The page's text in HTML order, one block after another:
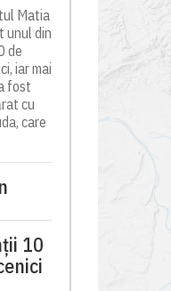
Matia
unul din
de
iar mai
fost
cu
care
10